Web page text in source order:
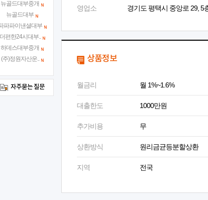
영업소
경기도 평택시 중앙로 29, 5
상품정보
월금리 월 1%~1.6%
대출한도 1000만원
추가비용 무
상환방식 원리금균등분할상환
지역 전국
뉴골드대부중개
뉴골드대부
파파이낸셜대부
편한24시대부..
하데스대부중개
(주)정원자산운..
자주묻는 질문